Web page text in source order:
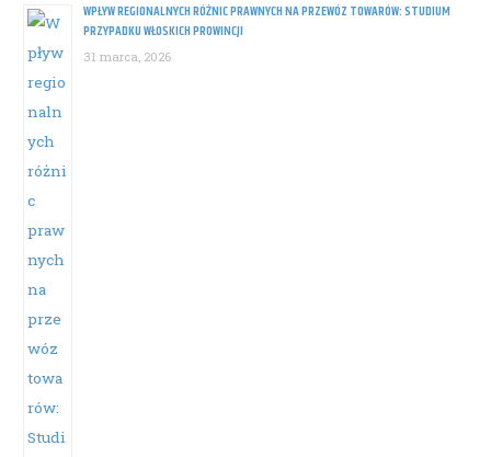
WPŁYW REGIONALNYCH RÓŻNIC PRAWNYCH NA PRZEWÓZ TOWARÓW: STUDIUM
PRZYPADKU WŁOSKICH PROWINCJI
31 marca, 2026